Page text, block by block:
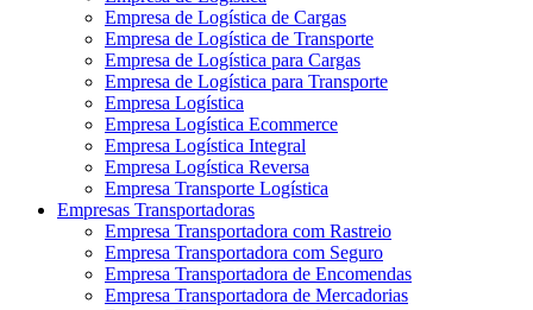
Empresa de Logística de Cargas
Empresa de Logística de Transporte
Empresa de Logística para Cargas
Empresa de Logística para Transporte
Empresa Logística
Empresa Logística Ecommerce
Empresa Logística Integral
Empresa Logística Reversa
Empresa Transporte Logística
Empresas Transportadoras
Empresa Transportadora com Rastreio
Empresa Transportadora com Seguro
Empresa Transportadora de Encomendas
Empresa Transportadora de Mercadorias